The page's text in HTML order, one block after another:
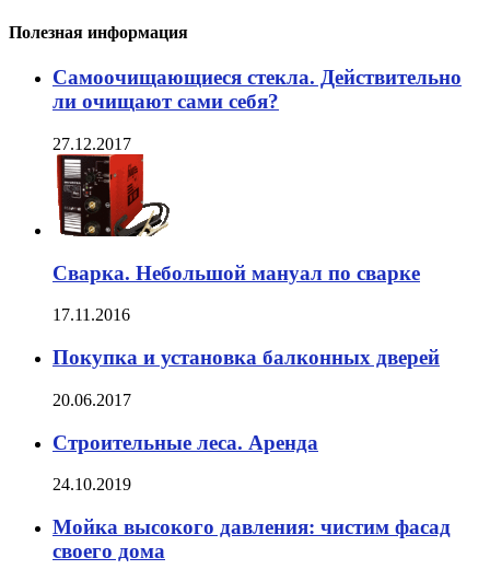
Полезная информация
Самоочищающиеся стекла. Действительно
ли очищают сами себя?
27.12.2017
Сварка. Небольшой мануал по сварке
17.11.2016
Покупка и установка балконных дверей
20.06.2017
Строительные леса. Аренда
24.10.2019
Мойка высокого давления: чистим фасад
своего дома